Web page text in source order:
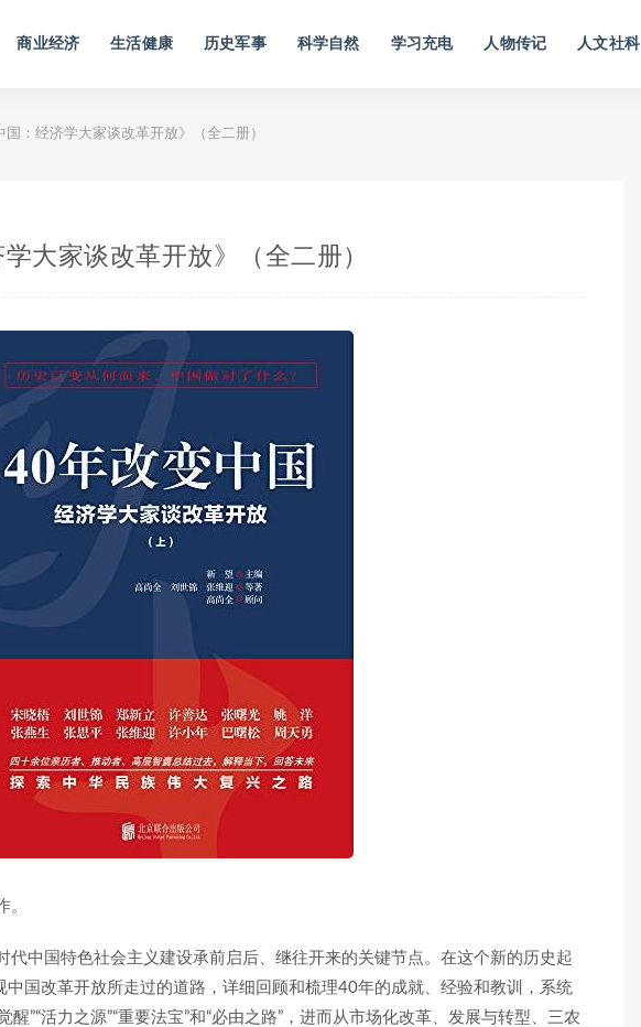
商业经济 生活健康 历史军事 科学自然 学习充电 人物传记 人文社科
国：经济学大家谈改革开放》（全二册）
大家谈改革开放》（全二册）
。
代中国特色社会主义建设承前启后、继往开来的关键节点。在这个新的历史起
中国改革开放所走过的道路，详细回顾和梳理40年的成就、经验和教训，系统
醒”“活力之源”“重要法宝”和“必由之路”，进而从市场化改革、发展与转型、三农